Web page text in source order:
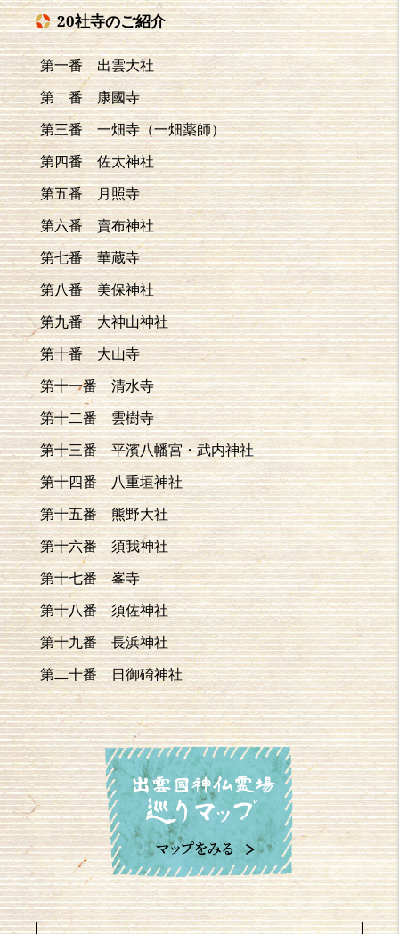
20社寺のご紹介
第一番 出雲大社
第二番 康國寺
第三番 一畑寺（一畑薬師）
第四番 佐太神社
第五番 月照寺
第六番 賣布神社
第七番 華蔵寺
第八番 美保神社
第九番 大神山神社
第十番 大山寺
第十一番 清水寺
第十二番 雲樹寺
第十三番 平濱八幡宮・武内神社
第十四番 八重垣神社
第十五番 熊野大社
第十六番 須我神社
第十七番 峯寺
第十八番 須佐神社
第十九番 長浜神社
第二十番 日御碕神社